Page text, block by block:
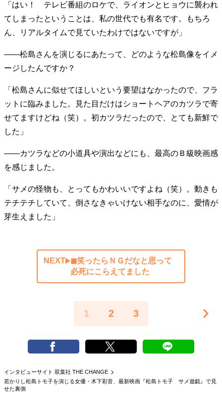
「はい！ テレビ番組のロケで、ライオンとヒョウに襲われ
てしまったということは、私の世代でも有名です。もちろ
ん、リアルタイムで見ていたわけではないですが」
――松島さんを演じるにあたって、どのような松島像をイメ
ージしたんですか？
「松島さんに似せてほしいという要望はなかったので、フラ
ットに臨みました。見た目だけはショートヘアのカツラで寄
せてますけどね（笑）。初カツラだったので、とても新鮮で
した」
――カツラなどの小道具や演出などにも、最高のＢ級映画感
を感じました。
「サメの怪物も、とってもかわいいですよね（笑）。動きも
テチテチしていて、倒さなきゃいけない相手なのに、愛情が
芽生えました」
NEXT
◼︎笑ったらＮＧだなと思って
必死にこらえてました
1 2 3
インタビューサイト 双葉社 THE CHANGE
若かりし松島トモ子を演じる女優・木下彩音、最新映画『松島トモ子 サメ遊戯』で見
せた裏側